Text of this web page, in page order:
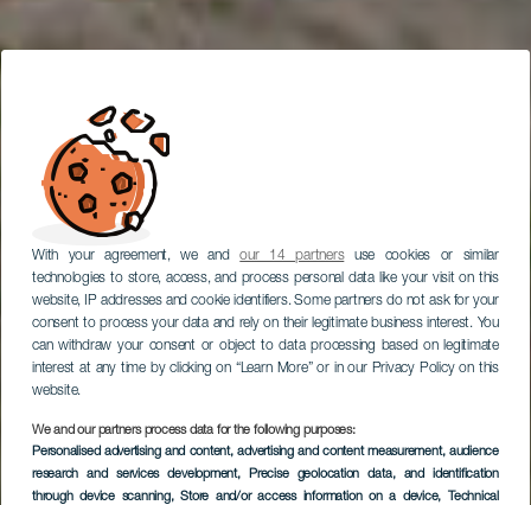
With your agreement, we andour 14 partnersuse cookies or similar
technologies to store, access, and process personal data like your visit on this
website, IP addresses and cookie identifiers. Some partners do not ask for your
consent to process your data and rely on their legitimate business interest. You
can withdraw your consent or object to data processing based on legitimate
interest at any time by clicking on “Learn More” or in our Privacy Policy on this
website.
We and our partners process data for the following purposes:
Personalised advertising and content, advertising and content measurement, audience
research and services development, Precise geolocation data, and identification
through device scanning, Store and/or access information on a device, Technical